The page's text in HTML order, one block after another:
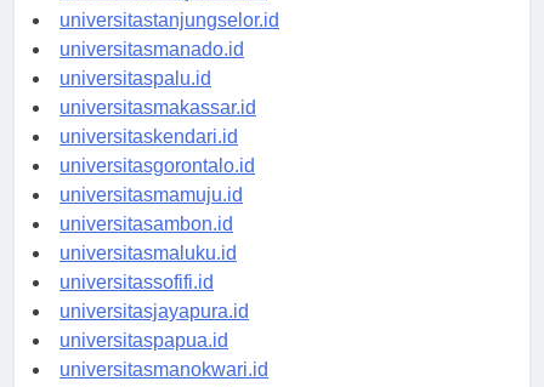
universitasbanjarbaru.id
universitastanjungselor.id
universitasmanado.id
universitaspalu.id
universitasmakassar.id
universitaskendari.id
universitasgorontalo.id
universitasmamuju.id
universitasambon.id
universitasmaluku.id
universitassofifi.id
universitasjayapura.id
universitaspapua.id